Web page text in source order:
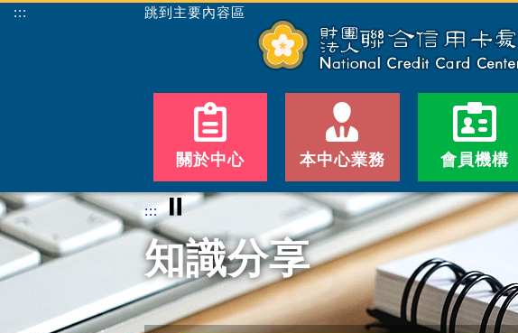
::: 跳到主要內容區
關於中心 本中心業務 會員機構
::: ⏸
知識分享